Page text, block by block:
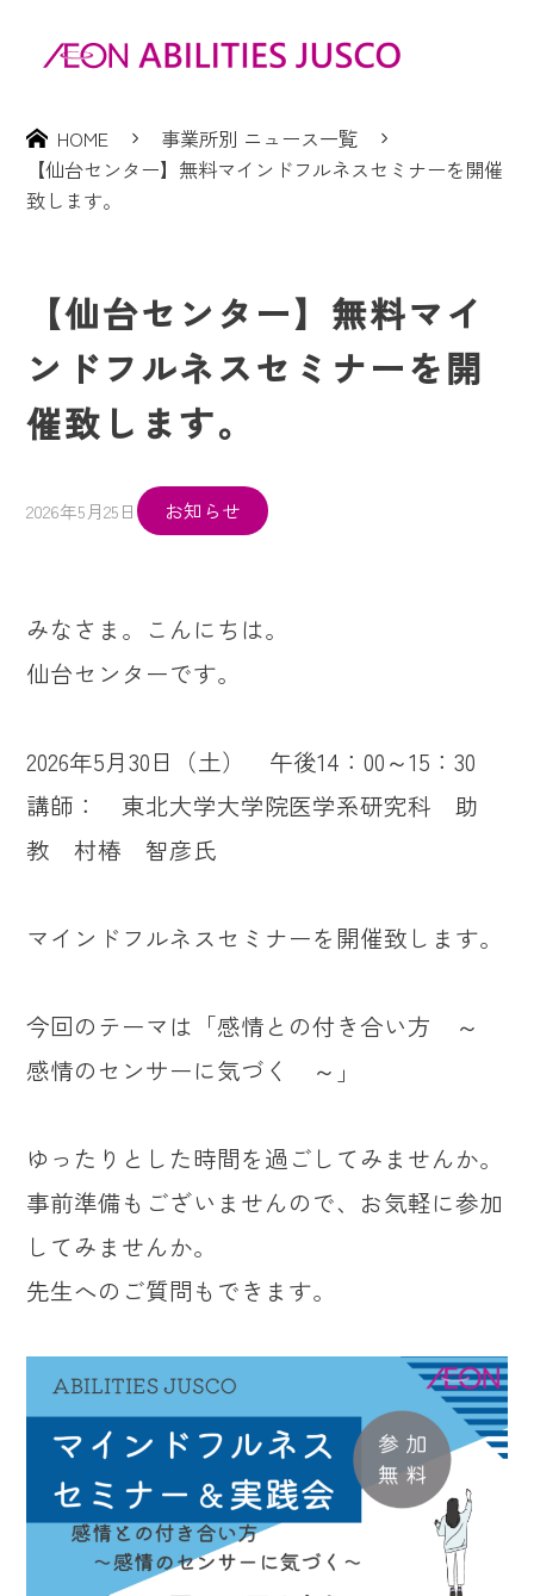
HOME
事業所別 ニュース一覧
【仙台センター】無料マインドフルネスセミナーを開催
致します。
【仙台センター】無料マイ
ンドフルネスセミナーを開
催致します。
2026年5月25日 お知らせ
みなさま。こんにちは。
仙台センターです。
2026年5月30日（土） 午後14：00～15：30
講師： 東北大学大学院医学系研究科 助
教 村椿 智彦氏
マインドフルネスセミナーを開催致します。
今回のテーマは「感情との付き合い方 ～
感情のセンサーに気づく ～」
ゆったりとした時間を過ごしてみませんか。
事前準備もございませんので、お気軽に参加
してみませんか。
先生へのご質問もできます。